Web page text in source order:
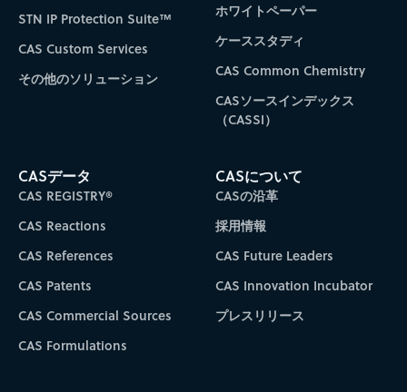
STN IP Protection Suite™
CAS Custom Services
その他のソリューション
ホワイトペーパー
ケーススタディ
CAS Common Chemistry
CASソースインデックス
（CASSI）
CASデータ
CAS REGISTRY®
CAS Reactions
CAS References
CAS Patents
CAS Commercial Sources
CAS Formulations
CASについて
CASの沿革
採用情報
CAS Future Leaders
CAS Innovation Incubator
プレスリリース